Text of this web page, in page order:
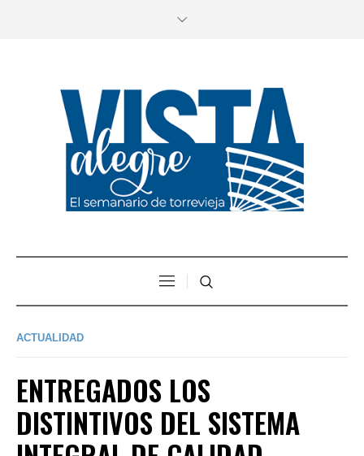
ACTUALIDAD
ENTREGADOS LOS
DISTINTIVOS DEL SISTEMA